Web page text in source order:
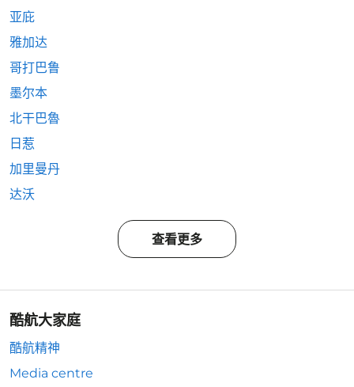
亚庇
雅加达
哥打巴鲁
墨尔本
北干巴魯
日惹
加里曼丹
达沃
查看更多
酷航大家庭
酷航精神
Media centre